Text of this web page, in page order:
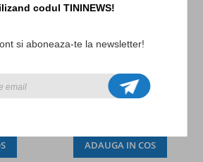
codul TININEWS!
si aboneaza-te la newsletter!
Cufar pliabil pentru camera
Clay, 3 Sprouts
ADAUGA IN COS